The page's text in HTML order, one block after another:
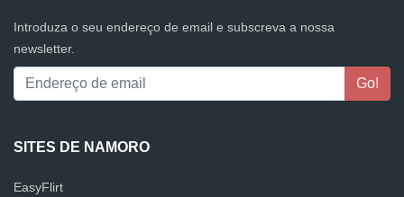
Introduza o seu endereço de email e subscreva a nossa
newsletter.
SITES DE NAMORO
EasyFlirt